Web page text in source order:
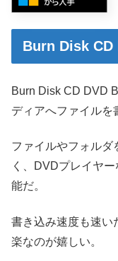
Burn Disk CD
Burn Disk CD DVD
ディアへファイルを
ファイルやフォルダ
く、DVDプレイヤ
能だ。
書き込み速度も速い
楽なのが嬉しい。